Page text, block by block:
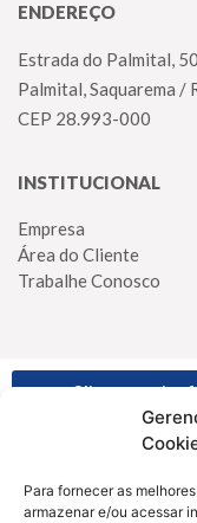
Para fornecer as
armazenar e/ou acessar
ENDEREÇO
Estrada do Palmital,
Palmital, Saquarema /
CEP 28.993-000
INSTITUCIONAL
Empresa
Área do Cliente
Trabalhe Conosco
Clique aqui e